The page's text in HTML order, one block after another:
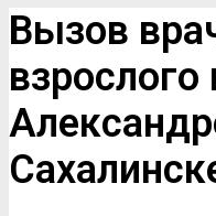
Вызов
взрослого